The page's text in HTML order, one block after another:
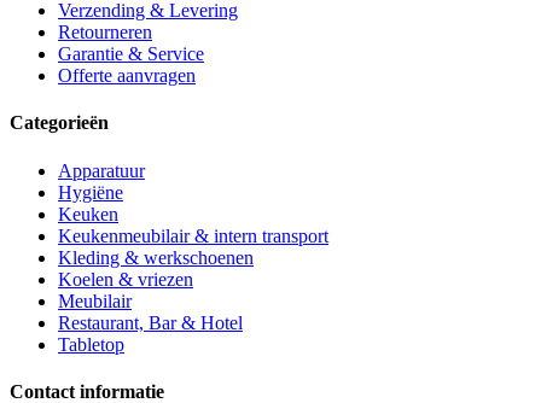
Verzending & Levering
Retourneren
Garantie & Service
Offerte aanvragen
Categorieën
Apparatuur
Hygiëne
Keuken
Keukenmeubilair & intern transport
Kleding & werkschoenen
Koelen & vriezen
Meubilair
Restaurant, Bar & Hotel
Tabletop
Contact informatie